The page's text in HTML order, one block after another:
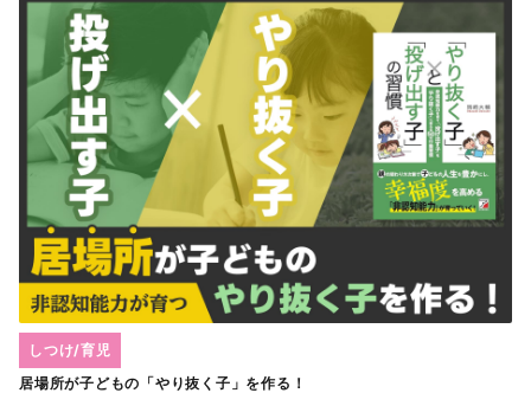
居場所が子どもの「やり抜く子」を作る！
しつけ/育児